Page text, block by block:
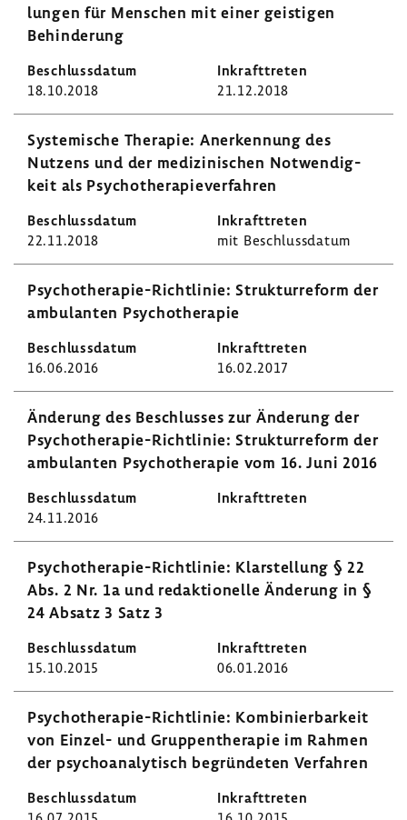
lungen für Menschen mit einer geis­tigen
Behin­de­rung
18.10.2018 21.12.2018
Syste­mi­sche Therapie: Aner­ken­nung des
Nutzens und der medi­zi­ni­schen Notwen­dig­
keit als Psycho­the­ra­pie­ver­fahren
22.11.2018 mit Beschluss­datum
Psychotherapie-​Richtlinie: Struk­tur­re­form der
ambu­lanten Psycho­the­rapie
16.06.2016 16.02.2017
Ände­rung des Beschlusses zur Ände­rung der
Psychotherapie-​Richtlinie: Struk­tur­re­form der
ambu­lanten Psycho­the­rapie vom 16. Juni 2016
24.11.2016
Psychotherapie-​Richtlinie: Klar­stel­lung § 22
Abs. 2 Nr. 1a und redak­tio­nelle Ände­rung in §
24 Absatz 3 Satz 3
15.10.2015 06.01.2016
Psychotherapie-​Richtlinie: Kombi­nier­bar­keit
von Einzel- und Grup­pen­the­rapie im Rahmen
der psycho­ana­ly­tisch begrün­deten Verfahren